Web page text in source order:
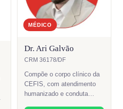
MÉDICO
Dr. Ari Galvão
CRM 36178/DF
Compõe o corpo clínico da
CEFIS, com atendimento
humanizado e conduta